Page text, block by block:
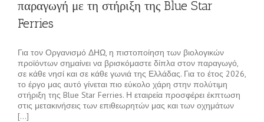
παραγωγή με τη στήριξη της Blue Star
Ferries
Για τον Οργανισμό ΔΗΩ, η πιστοποίηση των βιολογικών
προϊόντων σημαίνει να βρισκόμαστε δίπλα στον παραγωγό,
σε κάθε νησί και σε κάθε γωνιά της Ελλάδας. Για το έτος 2026,
το έργο μας αυτό γίνεται πιο εύκολο χάρη στην πολύτιμη
στήριξη της Blue Star Ferries. Η εταιρεία προσφέρει έκπτωση
στις μετακινήσεις των επιθεωρητών μας και των οχημάτων
[...]